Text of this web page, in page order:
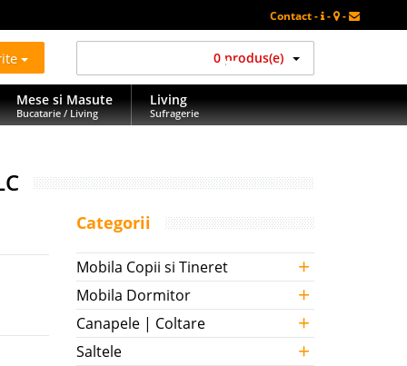
Contact - - -
0 produs(e)
Mese si Masute
Bucatarie / Living
Living
Sufragerie
Categorii
Mobila Copii si Tineret +
Mobila Dormitor +
Canapele | Coltare +
Saltele +